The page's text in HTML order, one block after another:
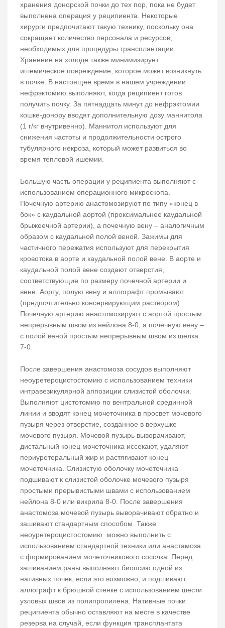
хранения донорской почки до тех пор, пока не будет
выполнена операция у реципиента. Некоторые
хирурги предпочитают такую технику, поскольку она
сокращает количество персонала и ресурсов,
необходимых для процедуры трансплантации.
Хранение на холоде также минимизирует
ишемическое повреждение, которое может возникнуть
в почке. В настоящее время в нашем учреждении
нефрэктомию выполняют, когда реципиент готов
получить почку. За пятнадцать минут до нефрэктомии
кошке-донору вводят дополнительную дозу маннитола
(1 г/кг внутривенно). Маннитол используют для
снижения частоты и продолжительности острого
тубулярного некроза, который может развиться во
время тепловой ишемии.
Большую часть операции у реципиента выполняют с
использованием операционного микроскопа.
Почечную артерию анастомозируют по типу «конец в
бок» с каудальной аортой (проксимальнее каудальной
брыжеечной артерии), а почечную вену – аналогичным
образом с каудальной полой веной. Зажимы для
частичного пережатия используют для перекрытия
кровотока в аорте и каудальной полой вене. В аорте и
каудальной полой вене создают отверстия,
соответствующие по размеру почечной артерии и
вене. Аорту, полую вену и аллографт промывают
(предпочтительно консервирующим раствором).
Почечную артерию анастомозируют с аортой простым
непрерывным швом из нейлона 8-0, а почечную вену –
с полой веной простым непрерывным швом из шелка
7-0.
После завершения анастомоза сосудов выполняют
неоуретероцистостомию с использованием техники
интравезикулярной аппозиции слизистой оболочки.
Выполняют цистотомию по вентральной срединной
линии и вводят конец мочеточника в просвет мочевого
пузыря через отверстие, созданное в верхушке
мочевого пузыря. Мочевой пузырь выворачивают,
дистальный конец мочеточника иссекают, удаляют
периуретеральный жир и растягивают конец
мочеточника. Слизистую оболочку мочеточника
подшивают к слизистой оболочке мочевого пузыря
простыми прерывистыми швами с использованием
нейлона 8-0 или викрила 8-0. После завершения
анастомоза мочевой пузырь выворачивают обратно и
зашивают стандартным способом. Также
неоуретероцистостомию можно выполнить с
использованием стандартной техники или анастамоза
с формированием мочеточникового сосочка. Перед
зашиванием раны выполняют биопсию одной из
нативных почек, если это возможно, и подшивают
аллографт к брюшной стенке с использованием шести
узловых швов из полипропилена. Нативные почки
реципиента обычно оставляют на месте в качестве
резерва на случай, если функция трансплантата